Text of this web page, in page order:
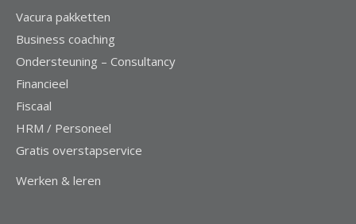
Vacura pakketten
Business coaching
Ondersteuning – Consultancy
Financieel
Fiscaal
HRM / Personeel
Gratis overstapservice
Werken & leren